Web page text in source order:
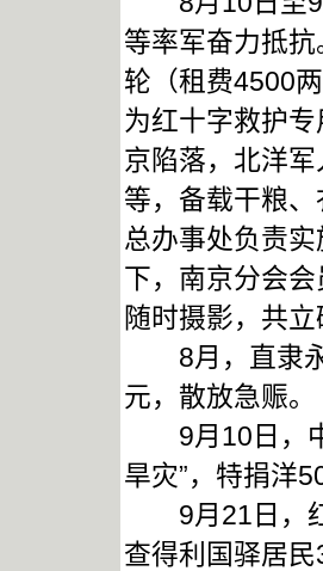
等率军奋力抵
轮（租费4500
为红十字救护
京陷落，北洋
等，备载干粮
总办事处负责
下，南京分会
随时摄影，共立
8月，直隶永
元，散放急赈。
9月10日，中
旱灾”，特捐洋
9月21日，红
查得利国驿居